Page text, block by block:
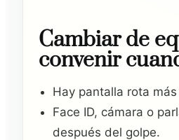
Cambiar de
convenir
Hay pantalla rota
Face ID, cámara o
después del golpe.